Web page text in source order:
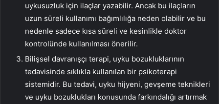
uykusuzluk için ilaçlar yazabilir. Ancak bu ilaçların
uzun süreli kullanımı bağımlılığa neden olabilir ve bu
nedenle sadece kısa süreli ve kesinlikle doktor
kontrolünde kullanılması önerilir.
Bilişsel davranışçı terapi, uyku bozukluklarının
tedavisinde sıklıkla kullanılan bir psikoterapi
sistemidir. Bu tedavi, uyku hijyeni, gevşeme teknikleri
ve uyku bozuklukları konusunda farkındalığı artırmak